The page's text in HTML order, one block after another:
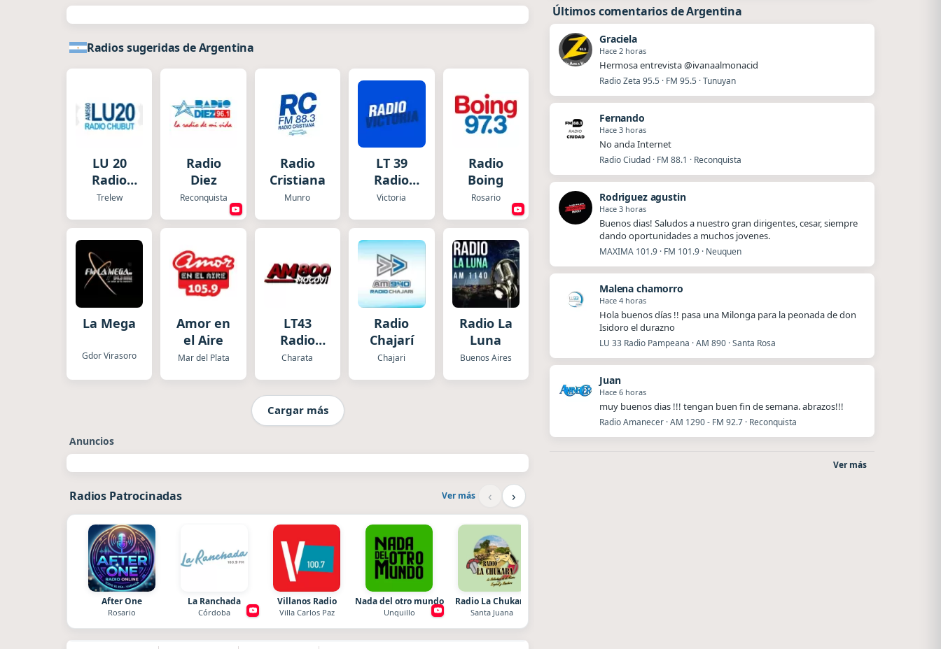
Radios sugeridas de Argentina
LU 20
Radio
Chubut
Trelew
Radio
Diez
Reconquista
Radio
Cristiana
Munro
LT 39
Radio
Victoria
Victoria
Radio
Boing
Rosario
La Mega
Gdor Virasoro
Amor en
el Aire
Mar del Plata
LT43
Radio
Mocoví
Charata
Radio
Chajarí
Chajari
Radio La
Luna
Buenos Aires
Cargar más
Anuncios
Radios Patrocinadas Ver más ‹ ›
After One
Rosario
La Ranchada
Córdoba
Villanos Radio
Villa Carlos Paz
Nada del otro mundo
Unquillo
Radio La Chukara
Santa Juana
Últimos comentarios de Argentina
Graciela
Hace 2 horas
Hermosa entrevista @ivanaalmonacid
Radio Zeta 95.5 · FM 95.5 · Tunuyan
Fernando
Hace 3 horas
No anda Internet
Radio Ciudad · FM 88.1 · Reconquista
Rodriguez agustin
Hace 3 horas
Buenos dias! Saludos a nuestro gran dirigentes, cesar, siempre
dando oportunidades a muchos jovenes.
MAXIMA 101.9 · FM 101.9 · Neuquen
Malena chamorro
Hace 4 horas
Hola buenos días !! pasa una Milonga para la peonada de don
Isidoro el durazno
LU 33 Radio Pampeana · AM 890 · Santa Rosa
Juan
Hace 6 horas
muy buenos dias !!! tengan buen fin de semana. abrazos!!!
Radio Amanecer · AM 1290 - FM 92.7 · Reconquista
Ver más